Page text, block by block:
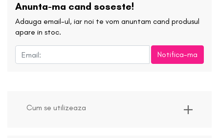
Anunta-ma cand soseste!
Adauga email-ul, iar noi te vom anuntam cand produsul
apare in stoc.
Notifica-ma
Cum se utilizeaza